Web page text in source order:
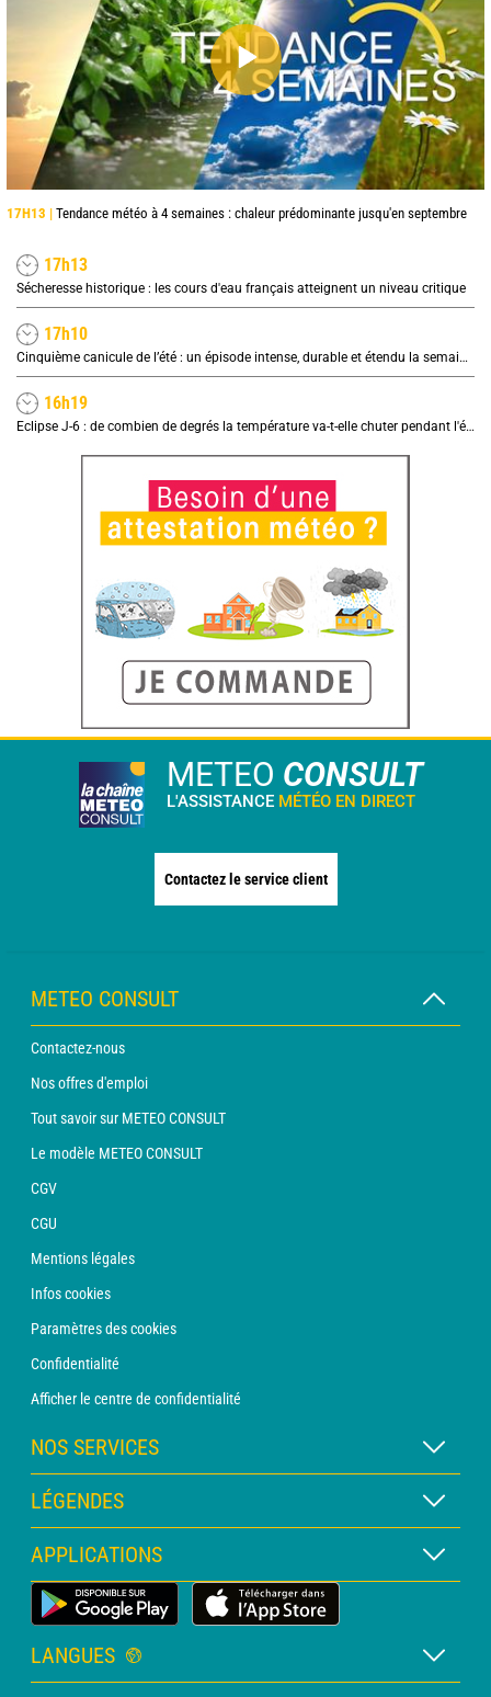
17H13 | Tendance météo à 4 semaines : chaleur prédominante jusqu'en septembre
17h13
Sécheresse historique : les cours d'eau français atteignent un niveau critique
17h10
Cinquième canicule de l’été : un épisode intense, durable et étendu la semaine prochaine
16h19
Eclipse J-6 : de combien de degrés la température va-t-elle chuter pendant l'éclipse du 12 août ?
METEO CONSULT
L'ASSISTANCE MÉTÉO EN DIRECT
Contactez le service client
METEO CONSULT
Contactez-nous
Nos offres d'emploi
Tout savoir sur METEO CONSULT
Le modèle METEO CONSULT
CGV
CGU
Mentions légales
Infos cookies
Paramètres des cookies
Confidentialité
Afficher le centre de confidentialité
NOS SERVICES
Abonnement METEO Xpert
Abonnement METEO PRO
Consultation avec un prévisionniste
Bulletin PRO
LÉGENDES
Légende des cartes
Légende des pictogrammes
Glossaire
APPLICATIONS
Application Météo Terrestre
LANGUES